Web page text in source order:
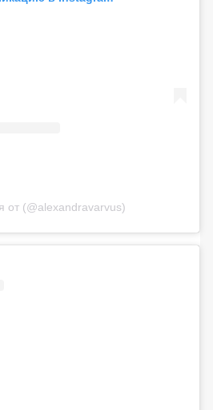
от (@alexandravarvus)